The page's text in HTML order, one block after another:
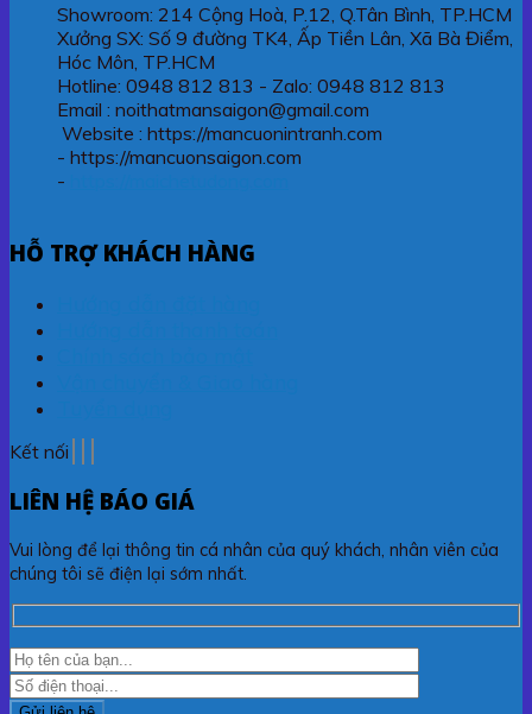
Showroom: 214 Cộng Hoà, P.12, Q.Tân Bình, TP.HCM
Xưởng SX: Số 9 đường TK4, Ấp Tiền Lân, Xã Bà Điểm,
Hóc Môn, TP.HCM
Hotline: 0948 812 813 - Zalo: 0948 812 813
Email : noithatmansaigon@gmail.com
Website : https://mancuonintranh.com
- https://mancuonsaigon.com
-
HỖ TRỢ KHÁCH HÀNG
Kết nối
LIÊN HỆ BÁO GIÁ
Vui lòng để lại thông tin cá nhân của quý khách, nhân viên của
chúng tôi sẽ điện lại sớm nhất.